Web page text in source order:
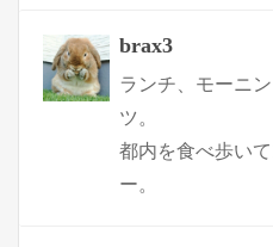
brax3
ランチ、モーニ
ツ。
都内を食べ歩い
ー。